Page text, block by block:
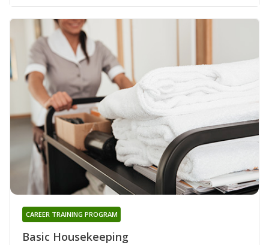
Basic Housekeeping
CAREER TRAINING PROGRAM